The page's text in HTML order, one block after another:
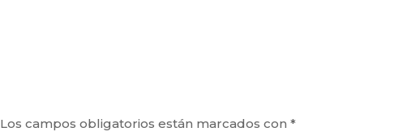
Los campos obligatorios están marcados con *